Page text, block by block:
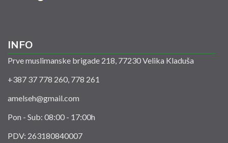
INFO
Prve muslimanske brigade 218, 77230 Velika Kladuša
+387 37 778 260, 778 261
amelseh@gmail.com
Pon - Sub: 08:00 - 17:00h
PDV: 263180840007